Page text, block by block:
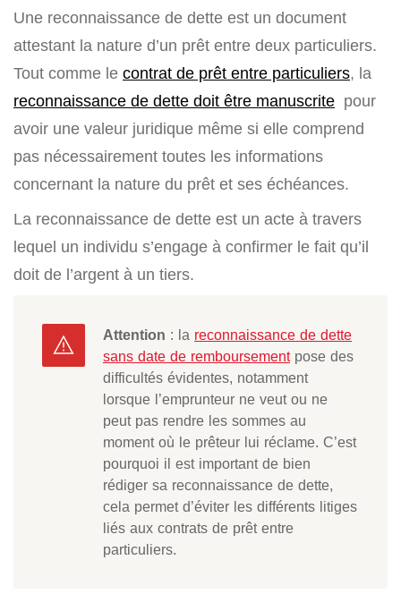
Une reconnaissance de dette est un document
attestant la nature d’un prêt entre deux particuliers.
Tout comme le contrat de prêt entre particuliers, la
reconnaissance de dette doit être manuscrite pour
avoir une valeur juridique même si elle comprend
pas nécessairement toutes les informations
concernant la nature du prêt et ses échéances.
La reconnaissance de dette est un acte à travers
lequel un individu s’engage à confirmer le fait qu’il
doit de l’argent à un tiers.
Attention : la reconnaissance de dette
sans date de remboursementpose des
difficultés évidentes, notamment
lorsque l’emprunteur ne veut ou ne
peut pas rendre les sommes au
moment où le prêteur lui réclame. C’est
pourquoi il est important de bien
rédiger sa reconnaissance de dette,
cela permet d’éviter les différents litiges
liés aux contrats de prêt entre
particuliers.